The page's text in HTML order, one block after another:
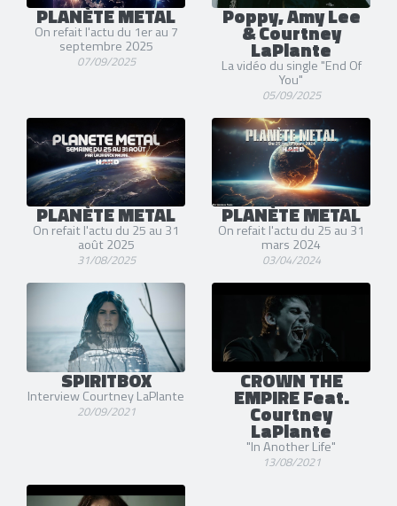
PLANÈTE METAL
On refait l'actu du 1er au 7
septembre 2025
07/09/2025
Poppy, Amy Lee
& Courtney
LaPlante
La vidéo du single "End Of
You"
05/09/2025
PLANÈTE METAL
On refait l'actu du 25 au 31
août 2025
31/08/2025
PLANÈTE METAL
On refait l'actu du 25 au 31
mars 2024
03/04/2024
SPIRITBOX
Interview Courtney LaPlante
20/09/2021
CROWN THE
EMPIRE Feat.
Courtney
LaPlante
"In Another Life"
13/08/2021